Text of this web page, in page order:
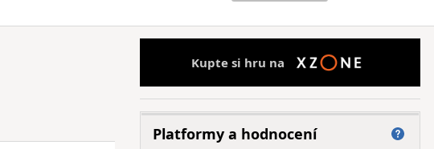
Kupte si hru na
Platformy a hodnocení